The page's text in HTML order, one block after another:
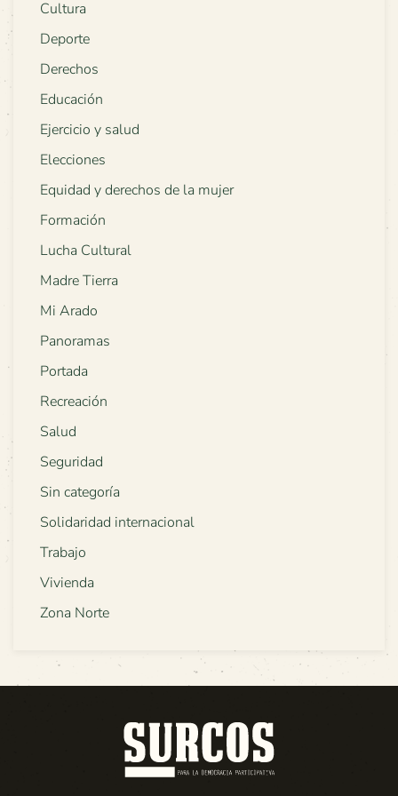
Cultura
Deporte
Derechos
Educación
Ejercicio y salud
Elecciones
Equidad y derechos de la mujer
Formación
Lucha Cultural
Madre Tierra
Mi Arado
Panoramas
Portada
Recreación
Salud
Seguridad
Sin categoría
Solidaridad internacional
Trabajo
Vivienda
Zona Norte